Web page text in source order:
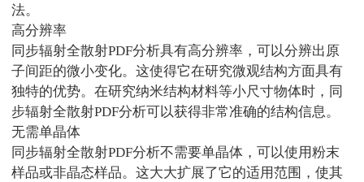
法。
高分辨率
同步辐射全散射PDF分析具有高分辨率，可以分辨出原
子间距的微小变化。这使得它在研究微观结构方面具有
独特的优势。在研究纳米结构材料等小尺寸物体时，同
步辐射全散射PDF分析可以获得非常准确的结构信息。
无需单晶体
同步辐射全散射PDF分析不需要单晶体，可以使用粉末
样品或非晶态样品。这大大扩展了它的适用范围，使其